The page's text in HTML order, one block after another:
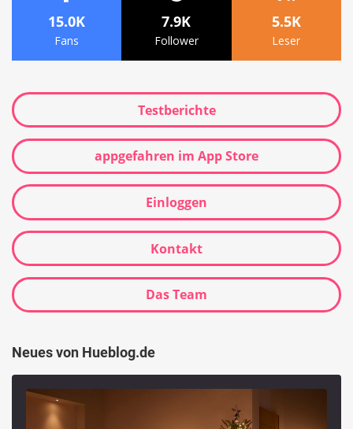
15.0K
Fans
7.9K
Follower
5.5K
Leser
Testberichte
appgefahren im App Store
Einloggen
Kontakt
Das Team
Neues von Hueblog.de